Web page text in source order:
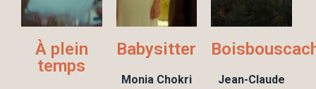
À plein
temps
Babysitter
Monia Chokri
Jean-Claude